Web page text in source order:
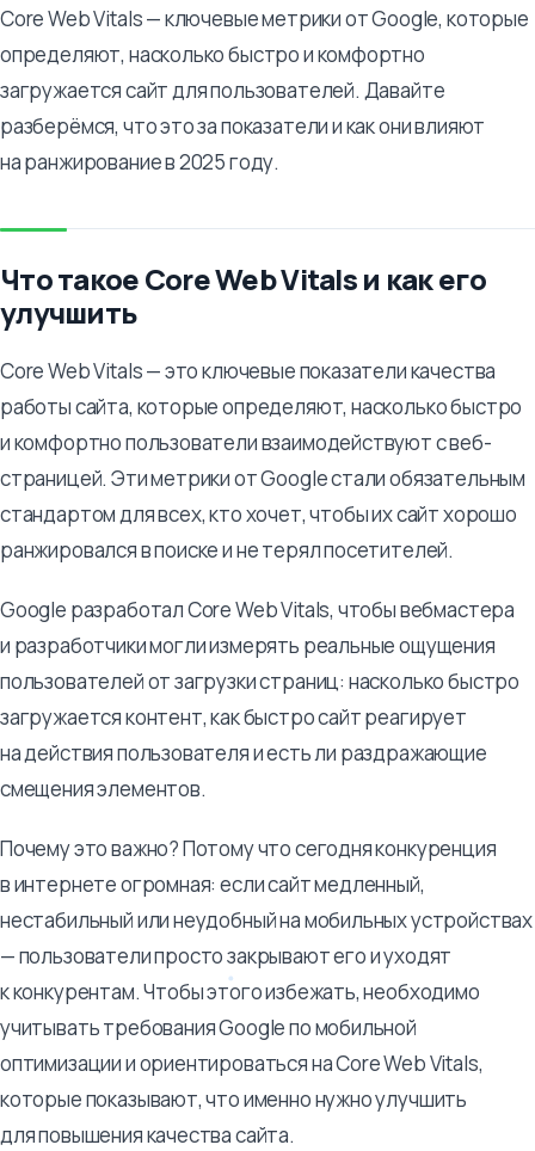
Core Web Vitals — ключевые метрики от Google, которые
определяют, насколько быстро и комфортно
загружается сайт для пользователей. Давайте
разберёмся, что это за показатели и как они влияют
на ранжирование в 2025 году.
Что такое Core Web Vitals и как его
улучшить
Core Web Vitals — это ключевые показатели качества
работы сайта, которые определяют, насколько быстро
и комфортно пользователи взаимодействуют с веб-
страницей. Эти метрики от Google стали обязательным
стандартом для всех, кто хочет, чтобы их сайт хорошо
ранжировался в поиске и не терял посетителей.
Google разработал Core Web Vitals, чтобы вебмастера
и разработчики могли измерять реальные ощущения
пользователей от загрузки страниц: насколько быстро
загружается контент, как быстро сайт реагирует
на действия пользователя и есть ли раздражающие
смещения элементов.
Почему это важно? Потому что сегодня конкуренция
в интернете огромная: если сайт медленный,
нестабильный или неудобный на мобильных устройствах
— пользователи просто закрывают его и уходят
к конкурентам. Чтобы этого избежать, необходимо
учитывать требования Google по мобильной
оптимизации и ориентироваться на Core Web Vitals,
которые показывают, что именно нужно улучшить
для повышения качества сайта.